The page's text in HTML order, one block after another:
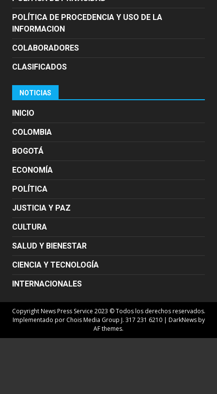
POLÍTICA DE PROCEDENCIA Y USO DE LA
INFORMACION
COLABORADORES
CLASIFICADOS
NOTICIAS
INICIO
COLOMBIA
BOGOTÁ
ECONOMÍA
POLÍTICA
JUSTICIA Y PAZ
CULTURA
SALUD Y BIENESTAR
CIENCIA Y TECNOLOGÍA
INTERNACIONALES
Copyright News Press Service 2023 © Todos los derechos reservados.
Implementado por Chois Media Group J. 317 231 6210 | DarkNewsby
AF themes.